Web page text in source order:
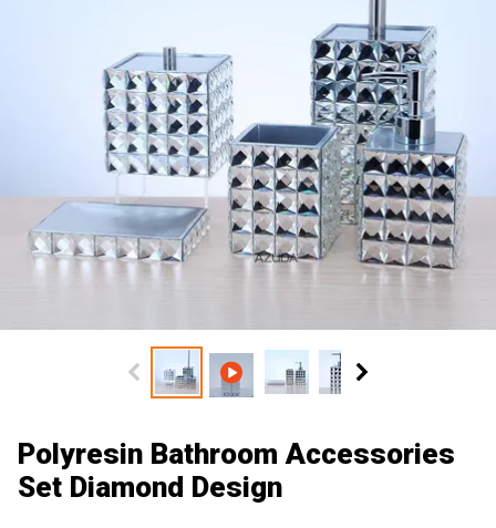
Polyresin Bathroom Accessories
Set Diamond Design